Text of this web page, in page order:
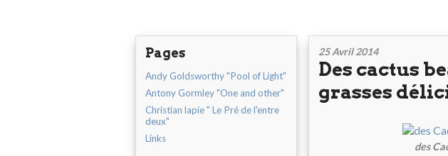
Pages
Andy Goldsworthy "Pool of Light"
Antony Gormley "One and other"
Christian lapie " Le Pré de l'entre
deux"
Links
25 Avril 2014
Des cactus
grasses
des